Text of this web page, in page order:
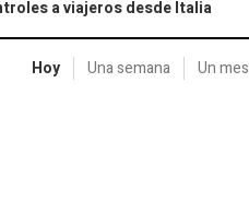
a viajeros desde Italia
Hoy Una semana Un mes